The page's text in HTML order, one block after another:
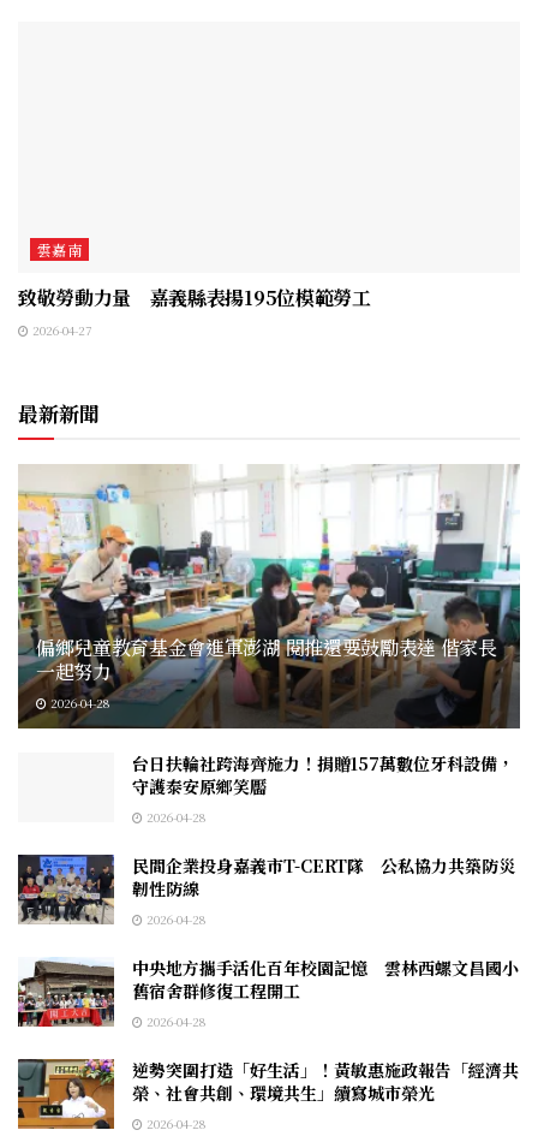
雲嘉南
致敬勞動力量 嘉義縣表揚195位模範勞工
2026-04-27
最新新聞
偏鄉兒童教育基金會進軍澎湖 閱推還要鼓勵表達 偕家長
一起努力
2026-04-28
台日扶輪社跨海齊施力！捐贈157萬數位牙科設備，
守護泰安原鄉笑靨
2026-04-28
民間企業投身嘉義市T-CERT隊 公私協力共築防災
韌性防線
2026-04-28
中央地方攜手活化百年校園記憶 雲林西螺文昌國小
舊宿舍群修復工程開工
2026-04-28
逆勢突圍打造「好生活」！黃敏惠施政報告「經濟共
榮、社會共創、環境共生」續寫城市榮光
2026-04-28